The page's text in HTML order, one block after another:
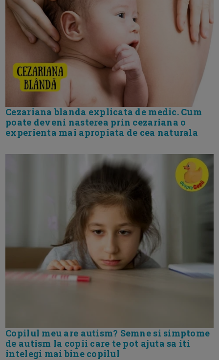
Cezariana blanda explicata de medic. Cum
poate deveni nasterea prin cezariana o
experienta mai apropiata de cea naturala
Copilul meu are autism? Semne si simptome
de autism la copii care te pot ajuta sa iti
intelegi mai bine copilul